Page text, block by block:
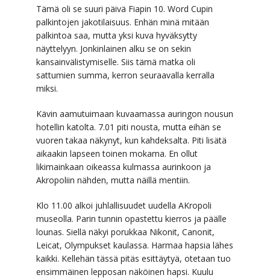
Tämä oli se suuri päivä Fiapin 10. Word Cupin
palkintojen jakotilaisuus. Enhän minä mitään
palkintoa saa, mutta yksi kuva hyväksytty
näyttelyyn. Jonkinlainen alku se on sekin
kansainvälistymiselle. Siis tämä matka oli
sattumien summa, kerron seuraavalla kerralla
miksi.
Kävin aamutuimaan kuvaamassa auringon nousun
hotellin katolta. 7.01 piti nousta, mutta eihän se
vuoren takaa näkynyt, kun kahdeksalta. Piti lisätä
aikaakin lapseen toinen mokama. En ollut
likimainkaan oikeassa kulmassa aurinkoon ja
Akropoliin nähden, mutta näillä mentiin.
Klo 11.00 alkoi juhlallisuudet uudella AKropoli
museolla. Parin tunnin opastettu kierros ja päälle
lounas. Siellä näkyi porukkaa Nikonit, Canonit,
Leicat, Olympukset kaulassa. Harmaa hapsia lähes
kaikki. Kellehän tässä pitäs esittäytyä, otetaan tuo
ensimmäinen lepposan näköinen hapsi. Kuulu